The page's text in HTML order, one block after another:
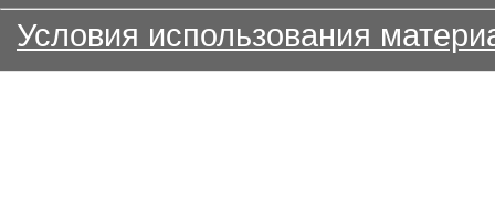
Условия использования